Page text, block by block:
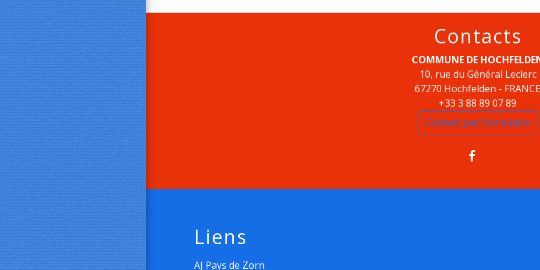
Contacts
COMMUNE DE
10, rue du Général Leclerc
67270 Hochfelden -
+33 3 88 89 07 89
Contact par formulaire
Liens
AJ Pays de Zorn